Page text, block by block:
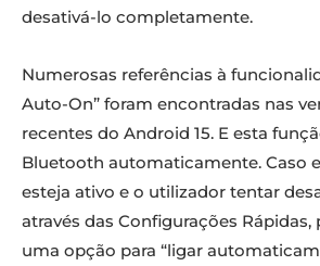
desativá-lo completamente.
Numerosas referências à
Auto-On” foram encontradas nas
recentes do Android 15. E esta
Bluetooth automaticamente. Caso
esteja ativo e o utilizador tentar
através das Configurações Rápidas,
uma opção para “ligar